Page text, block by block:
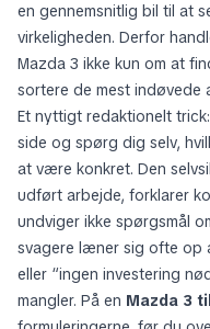
en gennemsnitlig bil til at
virkeligheden. Derfor
Mazda 3 ikke kun om at
sortere de mest indøvede
Et nyttigt redaktionelt
side og spørg dig selv,
at være konkret. Den
udført arbejde, forklarer
undviger ikke spørgsmål
svagere læner sig ofte op
eller “ingen investering
mangler. På en Mazda 3